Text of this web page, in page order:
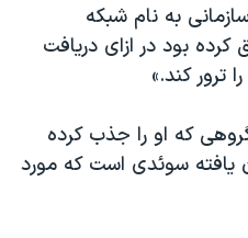
به نام شبکه
بود در ازای دریافت
ترور کند.»
که او را جذب کرده
‌یافته سوئدی است که مورد